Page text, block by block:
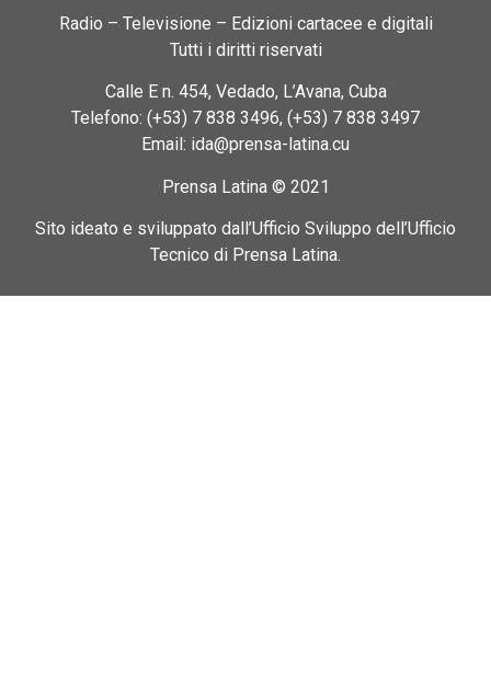
Radio – Televisione – Edizioni cartacee e digitali
Tutti i diritti riservati
Calle E n. 454, Vedado, L’Avana, Cuba
Telefono: (+53) 7 838 3496, (+53) 7 838 3497
Email: ida@prensa-latina.cu
Prensa Latina © 2021
Sito ideato e sviluppato dall’Ufficio Sviluppo dell’Ufficio
Tecnico di Prensa Latina.